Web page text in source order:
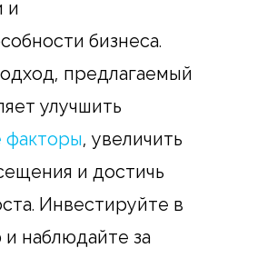
и
бизнеса.
предлагаемый
улучшить
факторы, увеличить
и достичь
Инвестируйте в
наблюдайте за